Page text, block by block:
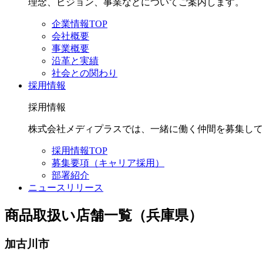
企業情報TOP
会社概要
事業概要
沿革と実績
社会との関わり
採用情報
採用情報
株式会社メディプラスでは、一緒に働く仲間を募集し
採用情報TOP
募集要項（キャリア採用）
部署紹介
ニュースリリース
商品取扱い店舗一覧（兵庫県）
加古川市